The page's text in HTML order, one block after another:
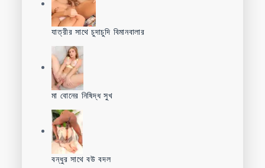
যাত্রীর সাথে চুদাচুদি বিমানবালার
মা বোনের নিষিদ্ধ সুখ
বন্ধুর সাথে বউ বদল